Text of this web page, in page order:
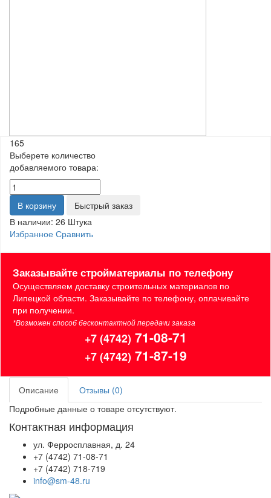
165
Выберете количество
добавляемого товара:
В корзину
Быстрый заказ
В наличии: 26 Штука
Избранное Сравнить
Заказывайте стройматериалы по телефону
Осуществляем доставку строительных материалов по
Липецкой области. Заказывайте по телефону, оплачивайте
при получении.
*Возможен способ бесконтактной передачи заказа
+7 (4742) 71-08-71
+7 (4742) 71-87-19
Описание
Отзывы (0)
Подробные данные о товаре отсутствуют.
Контактная информация
ул. Ферросплавная, д. 24
+7 (4742) 71-08-71
+7 (4742) 718-719
info@sm-48.ru